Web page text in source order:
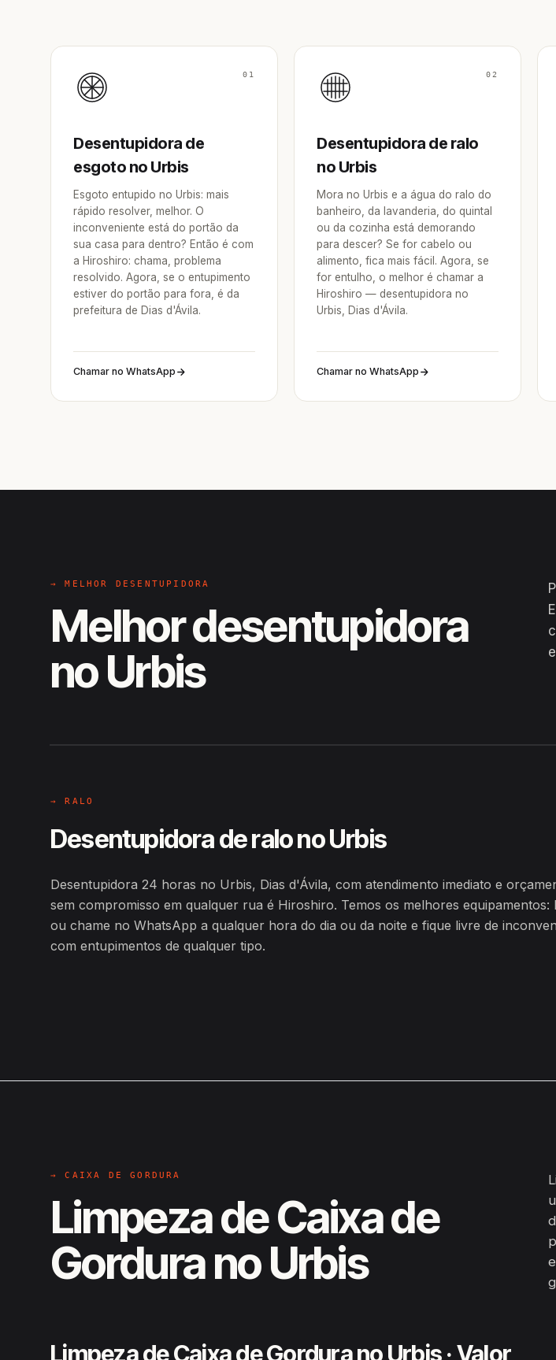
01
Desentupidora de
esgoto no Urbis
Esgoto entupido no Urbis: mais
rápido resolver, melhor. O
inconveniente está do portão da
sua casa para dentro? Então é com
a Hiroshiro: chama, problema
resolvido. Agora, se o entupimento
estiver do portão para fora, é da
prefeitura de Dias d'Ávila.
Chamar no WhatsApp
02
Desentupidora de ralo
no Urbis
Mora no Urbis e a água do ralo do
banheiro, da lavanderia, do quintal
ou da cozinha está demorando
para descer? Se for cabelo ou
alimento, fica mais fácil. Agora, se
for entulho, o melhor é chamar a
Hiroshiro — desentupidora no
Urbis, Dias d'Ávila.
Chamar no WhatsApp
→ MELHOR DESENTUPIDORA
Melhor desentupidora
no Urbis
EM CAMPO
→ RALO
Desentupidora de ralo no Urbis
Desentupidora 24 horas no Urbis, Dias d'Ávila, com atendimento imediato e
sem compromisso em qualquer rua é Hiroshiro. Temos os melhores equipamentos:
ou chame no WhatsApp a qualquer hora do dia ou da noite e fique livre de
com entupimentos de qualquer tipo.
→ CAIXA DE GORDURA
Limpeza de Caixa de
Gordura no Urbis
Limpeza de Caixa de Gordura no Urbis · Valor